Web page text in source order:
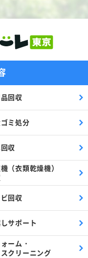
回収
ミ処分
収
（衣類乾燥機）
回収
サポート
ーム・
クリーニング